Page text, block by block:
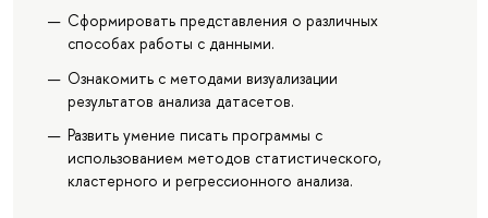
Сформировать представления о различных
способах работы с данными.
Ознакомить с методами визуализации
результатов анализа датасетов.
Развить умение писать программы с
использованием методов статистического,
кластерного и регрессионного анализа.